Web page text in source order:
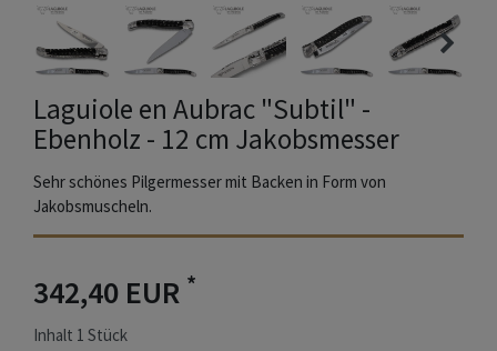
Laguiole en Aubrac "Subtil" -
Ebenholz - 12 cm Jakobsmesser
Sehr schönes Pilgermesser mit Backen in Form von
Jakobsmuscheln.
342,40 EUR *
Inhalt 1 Stück